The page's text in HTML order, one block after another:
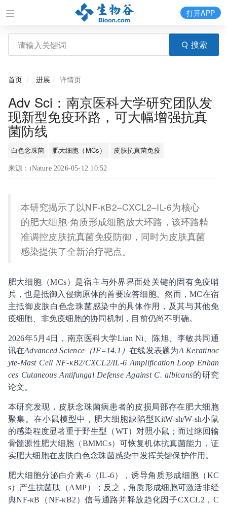
搜索
打开APP
首页 进展 详情页
Adv Sci：南京医科大学研究团队发
现新型免疫环路，可大幅增强抗真
菌防线
白色念珠菌 肥大细胞（MCs） 皮肤抗真菌免疫
来源：iNature 2026-05-12 10:52
本研究揭示了以NF-κB2–CXCL2–IL-6为核心
的肥大细胞-角质形成细胞放大环路，该环路精
准调控皮肤抗真菌免疫防御，同时为皮肤真菌
感染提供了全新治疗靶点。
肥大细胞（MCs）是宿主与外界界面处关键的固有免疫哨
兵，也是抵御入侵病原体的首要应答细胞。然而，MC在宿
主抵御皮肤白色念珠菌感染中的具体作用，及其与其他免
疫细胞、非免疫细胞的协同机制，目前仍尚不明确。
2026年5月4日，南京医科大学Lian Ni、陈旭、李敏共同通
讯在Advanced Science（IF=14.1）在线发表题为A Keratinoc
yte-Mast Cell NF-κB2/CXCL2/IL-6 Amplification Loop Enhan
ces Cutaneous Antifungal Defense Against C. albicans的研究
论文。
本研究发现，皮肤念珠菌病患者的皮损局部存在肥大细胞
聚集。在小鼠模型中，肥大细胞缺陷型KitW-sh/W-sh小鼠
的感染程度显著重于野生型（WT）对照小鼠；而过继回输
骨髓源性肥大细胞（BMMCs）可恢复机体抗真菌能力，证
实肥大细胞在皮肤白色念珠菌感染中发挥关键保护作用。
肥大细胞分泌白介素-6（IL-6），诱导角质形成细胞（KC
s）产生抗菌肽（AMP）；反之，角质形成细胞可激活非经
典NF-κB（NF-κB2）信号通路并释放趋化因子CXCL2，C